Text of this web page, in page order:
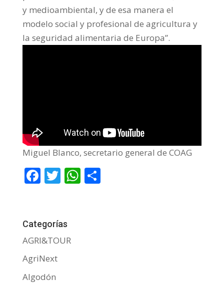
y medioambiental, y de esa manera el
modelo social y profesional de agricultura y
la seguridad alimentaria de Europa”.
Miguel Blanco, secretario general de COAG
F
ac
b
o
o
k
T
w
er
W
h
C
Categorías
AGRI&TOUR
AgriNext
Algodón